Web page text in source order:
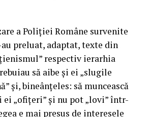
a Poliției Române survenite
preluat, adaptat, texte din
respectiv ierarhia
să aibe și ei „slugile
și, bineânțeles: să muncească
„ofițeri” și nu pot „lovi” într-
e mai presus de interesele